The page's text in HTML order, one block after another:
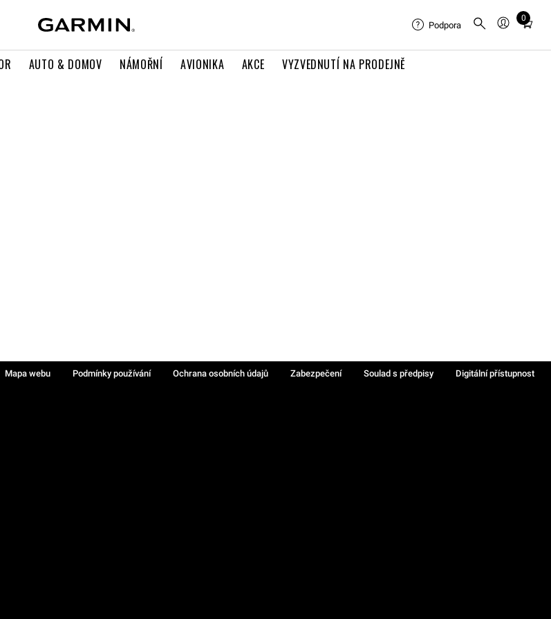
AUTO & DOMOV NÁMOŘNÍ AVIONIKA AKCE VYZVEDNUTÍ NA PRODEJNĚ
Podpora
0
Total
in
Mapa webu Podmínky používání Ochrana osobních údajů Zabezpečení Soulad s předpisy
Digitální přístupnost